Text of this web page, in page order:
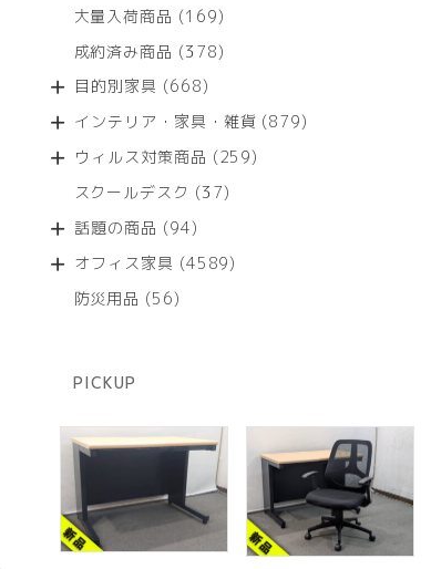
商
の
商
大量入荷商品 169169
の
成約済み商品 378378
商
目的別家具 668668
の
商
インテリア・家具・雑貨 879879
ウィルス対策商品 259259
スクールデスク 3737
商
話題の商品 9494
の
オフィス家具 45894589
防災用品 5656
PICKUP